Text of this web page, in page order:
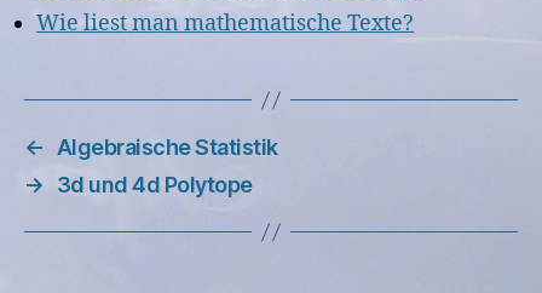
Wie liest man mathematische Texte?
←
Algebraische Statistik
→
3d und 4d Polytope